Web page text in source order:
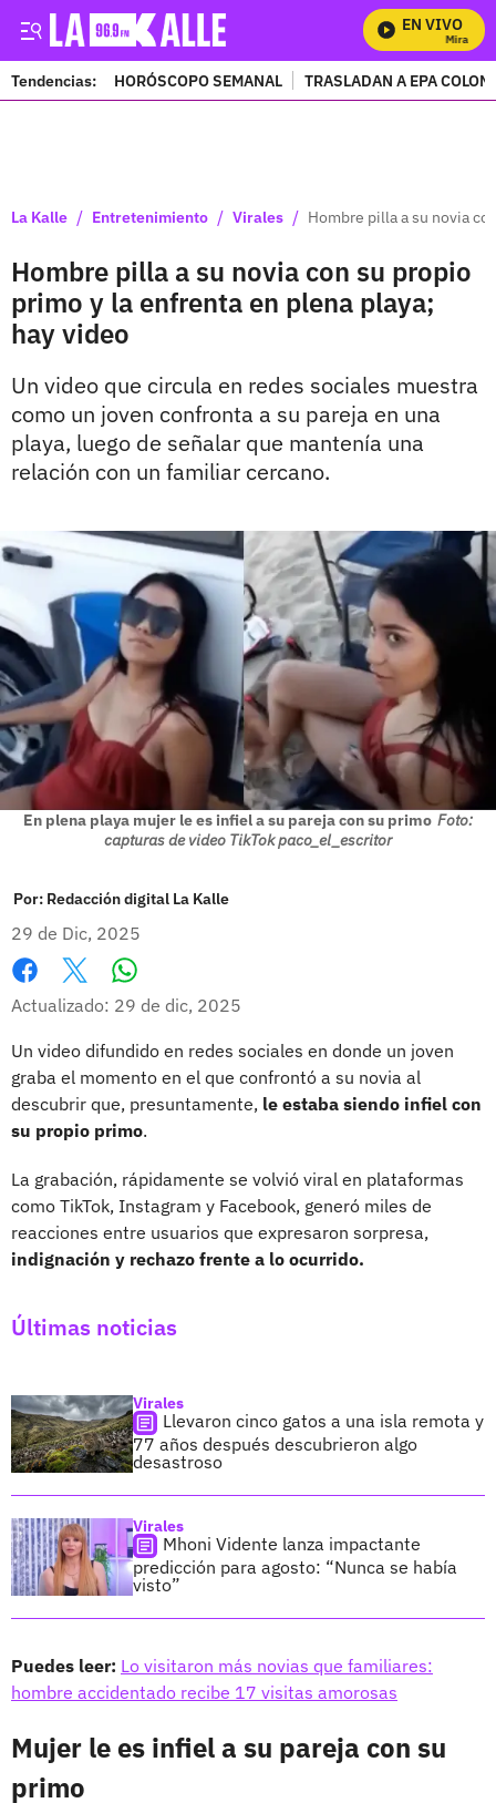
EN VIVO
Mira
Tendencias: HORÓSCOPO SEMANAL TRASLADAN A EPA
La Kalle / Entretenimiento / Virales / Hombre pilla a su novia
Hombre pilla a su novia con su propio
primo y la enfrenta en plena playa;
hay video
Un video que circula en redes sociales muestra
como un joven confronta a su pareja en una
playa, luego de señalar que mantenía una
relación con un familiar cercano.
En plena playa mujer le es infiel a su pareja con su primo Foto:
capturas de video TikTok paco_el_escritor
Por: Redacción digital La Kalle
29 de Dic, 2025
Facebook
X
Actualizado: 29 de dic, 2025
Un video difundido en redes sociales en donde un joven
graba el momento en el que confrontó a su novia al
descubrir que, presuntamente, le estaba siendo infiel con
su propio primo.
La grabación, rápidamente se volvió viral en plataformas
como TikTok, Instagram y Facebook, generó miles de
reacciones entre usuarios que expresaron sorpresa,
indignación y rechazo frente a lo ocurrido.
Últimas noticias
Virales
Llevaron cinco gatos a una isla remota y
77 años después descubrieron algo
desastroso
Virales
Mhoni Vidente lanza impactante
predicción para agosto: “Nunca se había
visto”
Puedes leer: Lo visitaron más novias que familiares:
hombre accidentado recibe 17 visitas amorosas
Mujer le es infiel a su pareja con su
primo